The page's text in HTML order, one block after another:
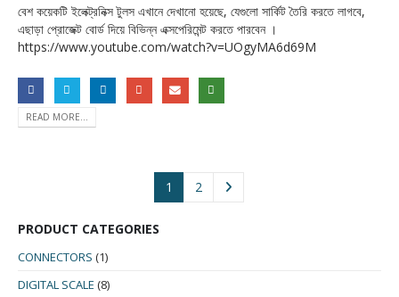
বেশ কয়েকটি ইলেক্ট্রনিক্স টুলস এখানে দেখানো হয়েছে, যেগুলো সার্কিট তৈরি করতে লাগবে,
এছাড়া প্রোজেক্ট বোর্ড দিয়ে বিভিন্ন এক্সপেরিমেন্ট করতে পারবেন ।
https://www.youtube.com/watch?v=UOgyMA6d69M
READ MORE...
1 2
PRODUCT CATEGORIES
CONNECTORS (1)
DIGITAL SCALE (8)